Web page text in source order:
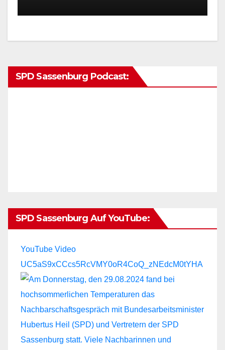
SPD Sassenburg Podcast:
SPD Sassenburg Auf YouTube:
YouTube Video
UC5aS9xCCcs5RcVMY0oR4CoQ_zNEdcM0tYHA